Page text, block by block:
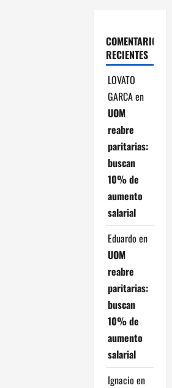
COMENTARIOS
RECIENTES
LOVATO
GARCAen
UOM
reabre
paritarias:
buscan
10% de
aumento
salarial
Eduardo en
UOM
reabre
paritarias:
buscan
10% de
aumento
salarial
Ignacio en